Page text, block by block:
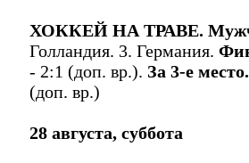
ХОККЕЙ НА ТРАВЕ.
Голландия. 3. Германия.
- 2:1 (доп. вр.). За 3-е место.
(доп. вр.)
28 августа, суббота